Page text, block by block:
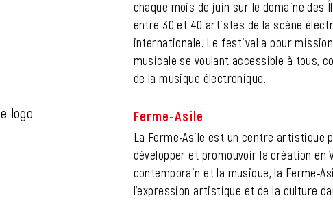
chaque mois de juin sur le domaine des
entre 30 et 40 artistes de la scène
internationale. Le festival a pour
musicale se voulant accessible à tous,
de la musique électronique.
Ferme-Asile
La Ferme-Asile est un centre artistique
développer et promouvoir la création en
contemporain et la musique, la Ferme-
l'expression artistique et de la culture